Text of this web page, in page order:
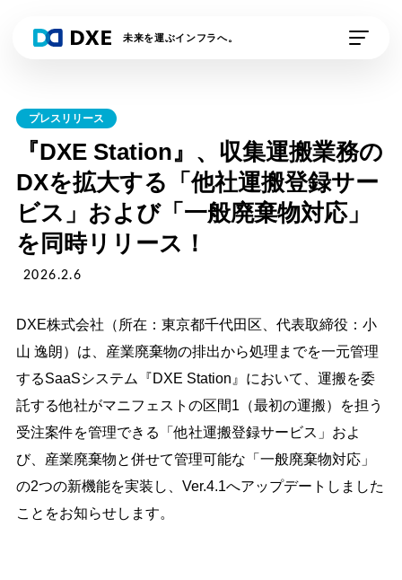
未来を運ぶインフラへ。
DXE Station 収運業
者
DXE Station 収運・
処分業者
DXEドライバー DXE排出事業者
資料請求 デモの申し込み
導入の流れ 料金プラン
導入事例 コラム
お役立ち資料 よくあるご質問
プレスリリース
『DXE Station』、収集運搬業務の
DXを拡大する「他社運搬登録サー
ビス」および「一般廃棄物対応」
を同時リリース！
2026.2.6
DXE株式会社（所在：東京都千代田区、代表取締役：小
山 逸朗）は、産業廃棄物の排出から処理までを一元管理
するSaaSシステム『DXE Station』において、運搬を委
託する他社がマニフェストの区間1（最初の運搬）を担う
受注案件を管理できる「他社運搬登録サービス」およ
び、産業廃棄物と併せて管理可能な「一般廃棄物対応」
の2つの新機能を実装し、Ver.4.1へアップデートしました
ことをお知らせします。